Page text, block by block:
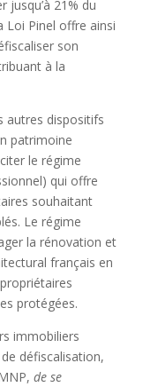
jusqu’à 21% du
Loi Pinel offre ainsi
son
à la
autres dispositifs
patrimoine
le régime
qui offre
souhaitant
Le régime
la rénovation et
français en
protégées.
immobiliers
défiscalisation,
de se